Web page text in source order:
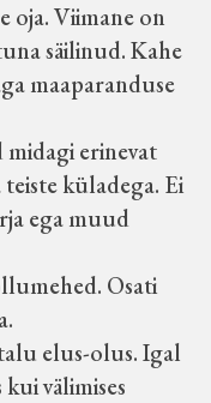
oja. Viimane on
säilinud. Kahe
maaparanduse
erinevat
küladega. Ei
ega muud
Osati
elus-olus. Igal
välimises